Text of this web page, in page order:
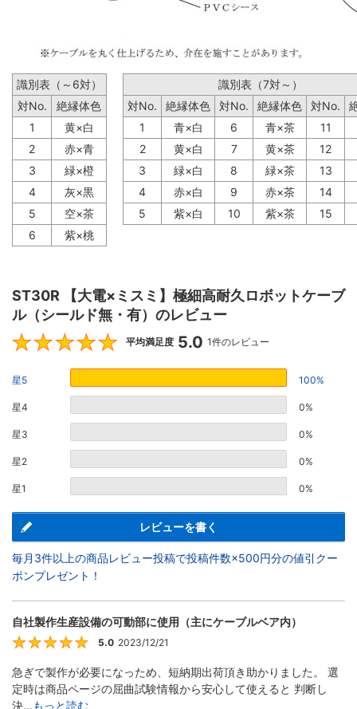
識別表（～6対）
対No.
絶縁体色
1
黄×白
2
赤×青
3
緑×橙
4
灰×黒
5
空×茶
6
紫×桃
識別表（7対～）
対No.
絶縁体色 対No. 絶縁体色 対No.
1
青×白 6 青×茶 11
2
黄×白 7 黄×茶 12
3
緑×白 8 緑×茶 13
4
赤×白 9 赤×茶 14
5
紫×白 10 紫×茶 15
ST30R 【大電×ミスミ】極細高耐久ロボットケーブ
ル（シールド無・有）のレビュー
5
平均満足度 5.0 1件のレビュー
星5 100%
星4 0%
星3 0%
星2 0%
星1 0%
レビューを書く
毎月3件以上の商品レビュー投稿で投稿件数×500円分の値引クー
ポンプレゼント！
自社製作生産設備の可動部に使用（主にケーブルベア内）
5.0 2023/12/21
急ぎで製作が必要になっため、短納期出荷頂き助かりました。 選
定時は商品ページの屈曲試験情報から安心して使えると 判断し
決...もっと読む